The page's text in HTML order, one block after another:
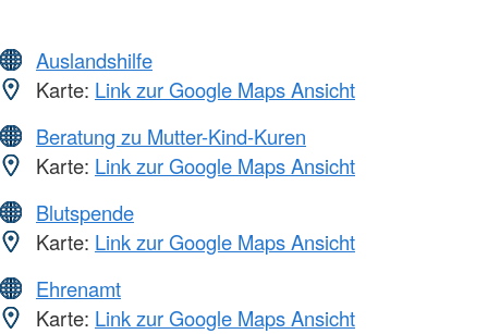
Auslandshilfe
Karte: Link zur Google Maps Ansicht
Beratung zu Mutter-Kind-Kuren
Karte: Link zur Google Maps Ansicht
Blutspende
Karte: Link zur Google Maps Ansicht
Ehrenamt
Karte: Link zur Google Maps Ansicht